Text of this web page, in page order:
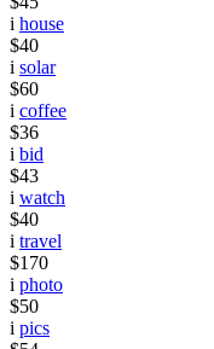
i house
$40
i solar
$60
i coffee
$36
i bid
$43
i watch
$40
i travel
$170
i photo
$50
i pics